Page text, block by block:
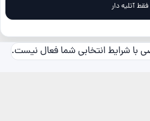
با شرایط انتخابی شما فعال نیست.